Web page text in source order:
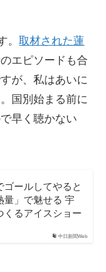
。取材された蓮
エピソードも合
が、私はあいに
国別始まる前に
早く聴かない
中日新聞Web
ゴールしてやると
量」で魅せる 宇
くるアイスショー